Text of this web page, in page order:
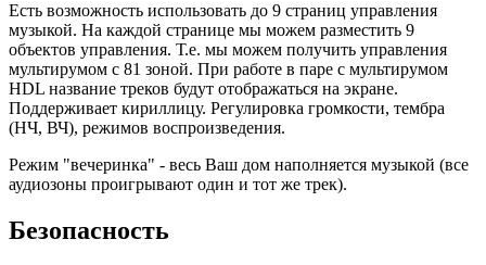
Есть возможность использовать до 9 страниц управления
музыкой. На каждой странице мы можем разместить 9
объектов управления. Т.е. мы можем получить управления
мультирумом с 81 зоной. При работе в паре с мультирумом
HDL название треков будут отображаться на экране.
Поддерживает кириллицу. Регулировка громкости, тембра
(НЧ, ВЧ), режимов воспроизведения.
Режим "вечеринка" - весь Ваш дом наполняется музыкой (все
аудиозоны проигрывают один и тот же трек).
Безопасность